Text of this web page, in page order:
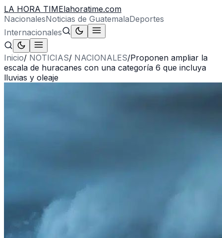
LA HORA TIMElahoratime.com
NacionalesNoticias de GuatemalaDeportes
Internacionales
Inicio/ NOTICIAS/ NACIONALES/Proponen ampliar la
escala de huracanes con una categoría 6 que incluya
lluvias y oleaje